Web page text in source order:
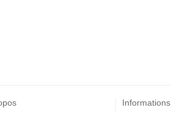
Informations